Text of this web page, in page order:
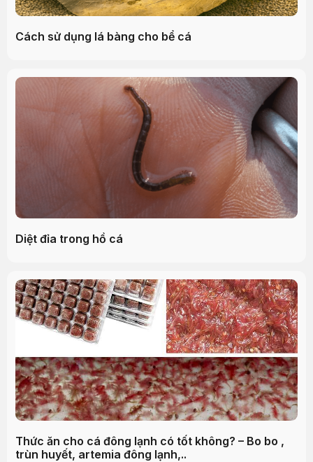
Cách sử dụng lá bàng cho bể cá
Diệt đỉa trong hồ cá
Thức ăn cho cá đông lạnh có tốt không? – Bo bo ,
trùn huyết, artemia đông lạnh,..